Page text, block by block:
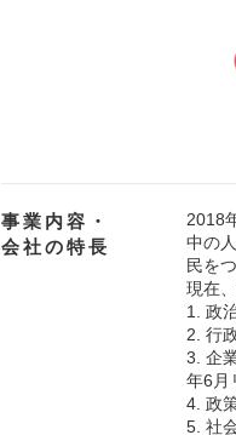
事業内容・
会社の特長
2018
中の
民を
現在
1. 政
2. 行
3. 企
年6月
4. 政
5. 社